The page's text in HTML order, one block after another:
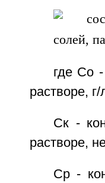
где Со
растворе, г/
Ск -
растворе,
Ср -